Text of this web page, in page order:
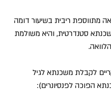
מתווספת ריבית בשיעור דומה
סטנדרטית, והיא משולמת
לקבלת משכנתא לגיל
הפוכה לפנסיונרים):